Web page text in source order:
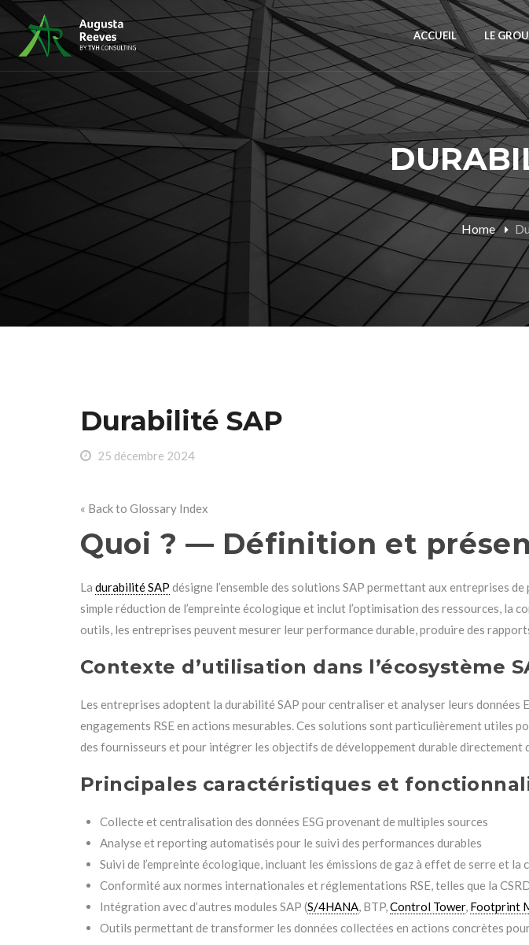
ACCUEIL LE
Home
Durabilité SAP
25 décembre 2024
« Back to Glossary Index
Quoi ? — Définition et
La durabilité SAP désigne l’ensemble des solutions SAP permettant aux entreprises
simple réduction de l’empreinte écologique et inclut l’optimisation des ressources, la
outils, les entreprises peuvent mesurer leur performance durable, produire des
Contexte d’utilisation dans l’écosystème
Les entreprises adoptent la durabilité SAP pour centraliser et analyser leurs
engagements RSE en actions mesurables. Ces solutions sont particulièrement utiles
des fournisseurs et pour intégrer les objectifs de développement durable directement
Principales caractéristiques et
Collecte et centralisation des données ESG provenant de multiples sources
Analyse et reporting automatisés pour le suivi des performances durables
Suivi de l’empreinte écologique, incluant les émissions de gaz à effet de serre et la
Conformité aux normes internationales et réglementations RSE, telles que la
Intégration avec d’autres modules SAP (S/4HANA , BTP, Control Tower, Footprint
Outils permettant de transformer les données collectées en actions concrètes